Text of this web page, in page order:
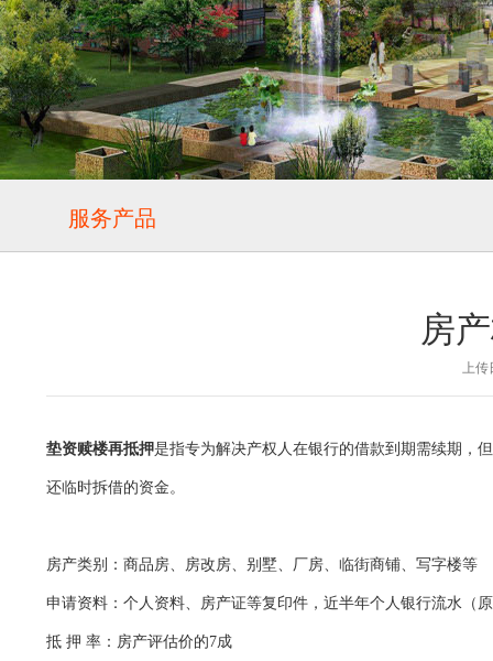
服务产品
房
上传
垫资赎楼再抵押是指专为解决产权人在银行的借款到期需续期，
还临时拆借的资金。
房产类别：商品房、房改房、别墅、厂房、临街商铺、写字楼等
申请资料：个人资料、房产证等复印件，近半年个人银行流水（
抵 押 率：房产评估价的7成